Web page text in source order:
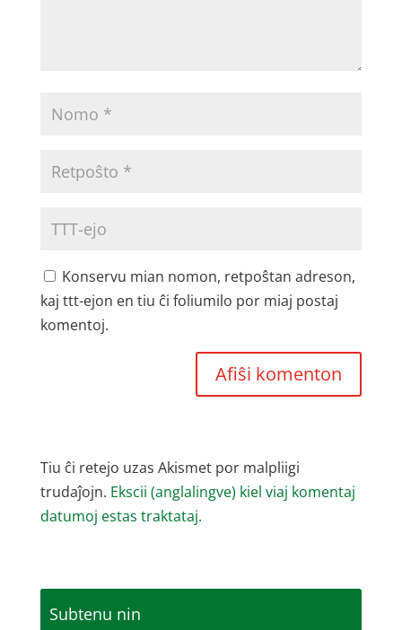
Konservu mian nomon, retpoŝtan adreson,
kaj ttt-ejon en tiu ĉi foliumilo por miaj postaj
komentoj.
Tiu ĉi retejo uzas Akismet por malpliigi
trudaĵojn. Ekscii (anglalingve) kiel viaj komentaj
datumoj estas traktataj.
Subtenu nin